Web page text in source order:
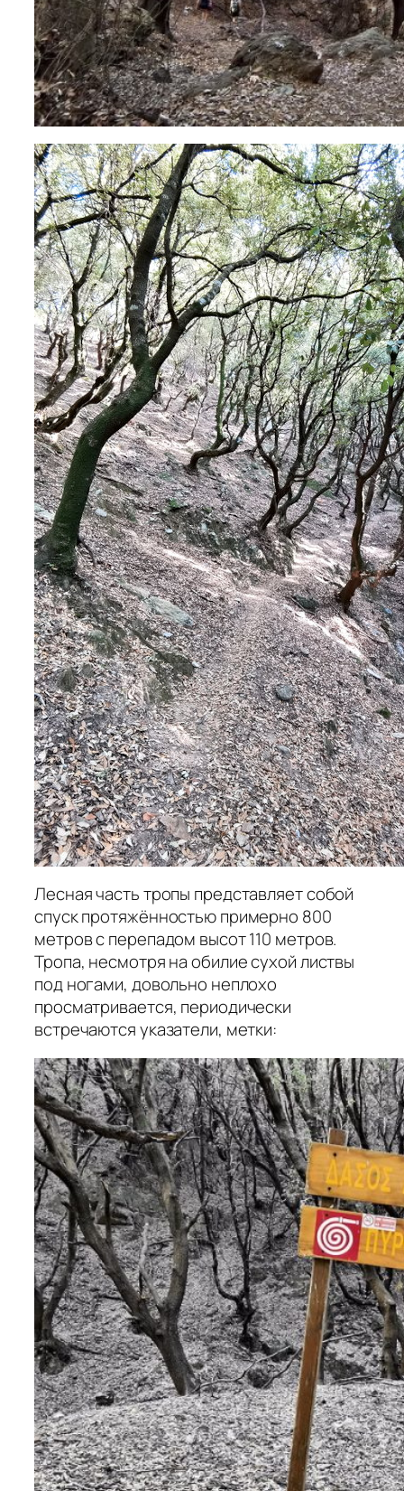
Лесная часть тропы представляет собой
спуск протяжённостью примерно 800
метров с перепадом высот 110 метров.
Тропа, несмотря на обилие сухой листвы
под ногами, довольно неплохо
просматривается, периодически
встречаются указатели, метки: